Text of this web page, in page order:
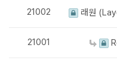
21002 래원
21001